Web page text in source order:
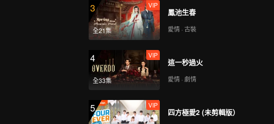
3
全21集
VIP
鳳池生春
愛情 · 古裝
4
全33集
VIP
這一秒過火
愛情 · 劇情
5 VIP
四方極愛2 (未剪輯版）